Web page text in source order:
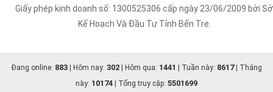
Giấy phép kinh doanh số: 1300525306 cấp ngày 23/06/2009 bởi Sở
Kế Hoạch Và Đầu Tư Tỉnh Bến Tre.
Đang online: 883| Hôm nay: 302| Hôm qua: 1441 | Tuần này: 8617| Tháng
này: 10174 | Tổng truy cập: 5501699